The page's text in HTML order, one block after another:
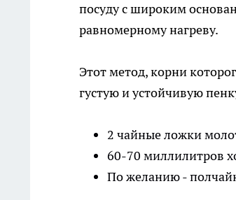
посуду с широким
равномерному нагреву.
Этот метод, корни
густую и устойчивую
2 чайные ложки
60-70 миллилитров
По желанию -